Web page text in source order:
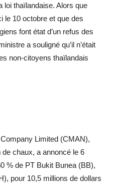
loi thaïlandaise. Alors que
le 10 octobre et que des
font état d’un refus des
a souligné qu’il n’était
non-citoyens thaïlandais
Limited (CMAN),
chaux, a annoncé le 6
% de PT Bukit Bunea (BB),
pour 10,5 millions de dollars